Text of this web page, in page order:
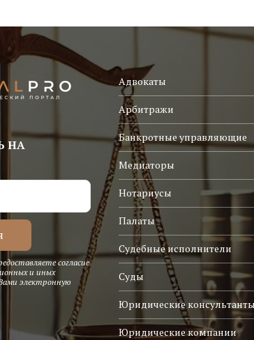
НА
согласие
и иных
электронную
Адвокаты
Арбитражи
Банкротные управляющие
Медиаторы
Нотариусы
Палаты
Судебные исполнители
Суды
Юридические консультанты
Юридические компании